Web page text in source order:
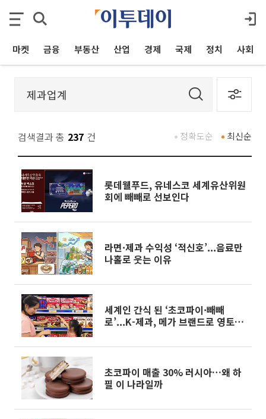
마켓 금융 부동산 산업 경제 국제 정치 사회
검색결과 총 237 건 최신순
정확도순
롯데웰푸드, 유네스코 세계유산위원
회에 빼빼로 선보인다
라면·제과 수익성 ‘적신호’...음료만
나홀로 웃는 이유
세계인 간식 된 ‘초코파이·빼빼
로’...K-제과, 메가 브랜드로 영토 확
초코파이 매출 30% 러시아…왜 하
필 이 나라일까